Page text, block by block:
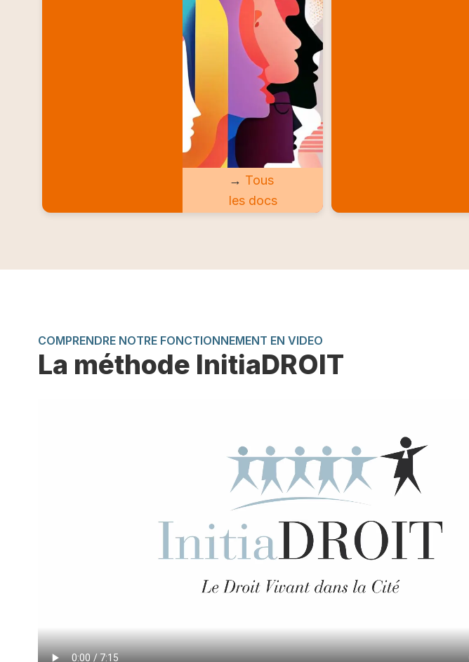
→ Tous
les docs
COMPRENDRE NOTRE FONCTIONNEMENT EN VIDEO
La méthode InitiaDROIT